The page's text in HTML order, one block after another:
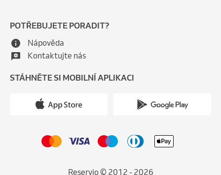
POTŘEBUJETE PORADIT?
Nápověda
Kontaktujte nás
STÁHNĚTE SI MOBILNÍ APLIKACI
Reservio © 2012 - 2026